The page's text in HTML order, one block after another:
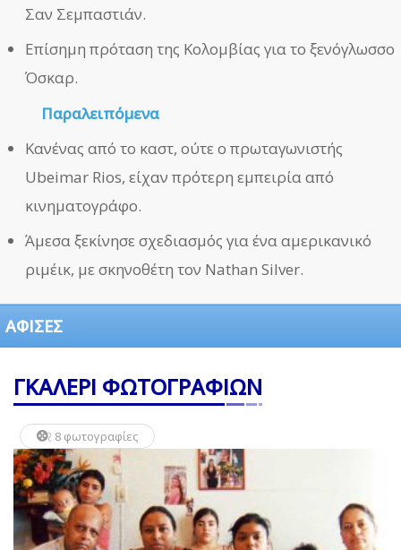
Σαν Σεμπαστιάν.
Επίσημη πρόταση της Κολομβίας για το ξενόγλωσσο
Όσκαρ.
Παραλειπόμενα
Κανένας από το καστ, ούτε ο πρωταγωνιστής
Ubeimar Rios, είχαν πρότερη εμπειρία από
κινηματογράφο.
Άμεσα ξεκίνησε σχεδιασμός για ένα αμερικανικό
ριμέικ, με σκηνοθέτη τον Nathan Silver.
ΑΦΙΣΕΣ
ΓΚΑΛΕΡΙ ΦΩΤΟΓΡΑΦΙΩΝ
8 φωτογραφίες